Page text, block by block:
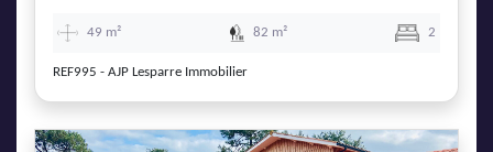
49 m² 82 m² 2
REF995 - AJP Lesparre Immobilier